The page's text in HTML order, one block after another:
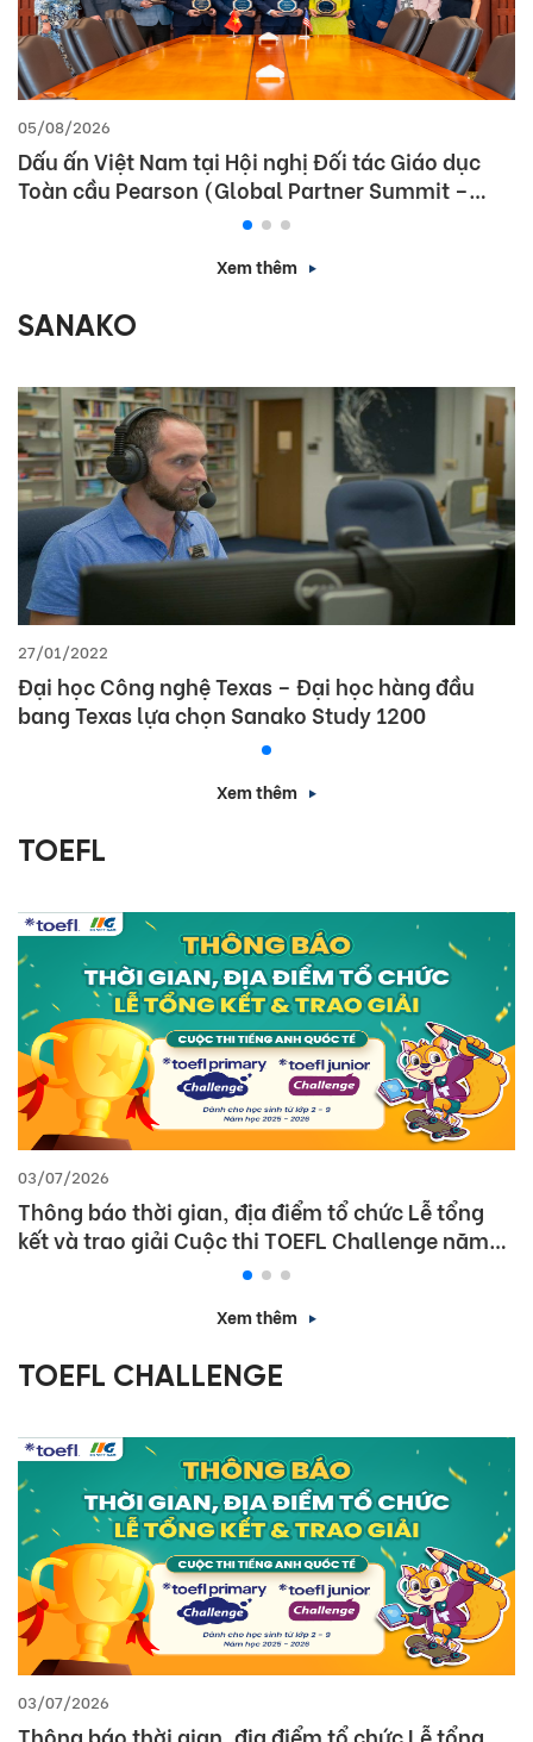
05/08/2026
Dấu ấn Việt Nam tại Hội nghị Đối tác Giáo dục
Toàn cầu Pearson (Global Partner Summit –
Xem thêm
SANAKO
27/01/2022
Đại học Công nghệ Texas – Đại học hàng đầu
bang Texas lựa chọn Sanako Study 1200
Xem thêm
TOEFL
03/07/2026
Thông báo thời gian, địa điểm tổ chức Lễ tổng
kết và trao giải Cuộc thi TOEFL Challenge năm
Xem thêm
TOEFL CHALLENGE
03/07/2026
Thông báo thời gian, địa điểm tổ chức Lễ tổng